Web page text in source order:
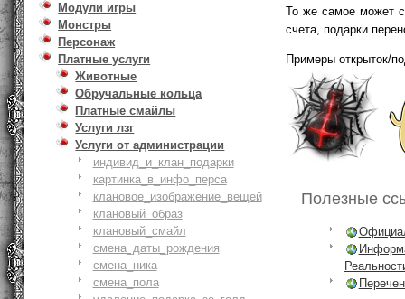
Модули игры
Монстры
Персонаж
Платные услуги
Животные
Обручальные кольца
Платные смайлы
Услуги лзг
Услуги от администрации
индивид_и_клан_подарки
картинка_в_инфо_перса
клановое_изображение_вещей
клановый_образ
клановый_смайл
смена_даты_рождения
смена_ника
смена_пола
То же самое может
счета, подарки
Примеры открыток/
Полезные